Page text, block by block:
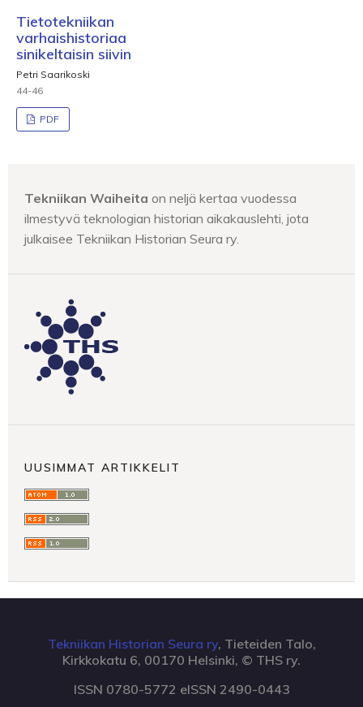
Tietotekniikan
varhaishistoriaa
sinikeltaisin siivin
Petri Saarikoski
44-46
PDF
Tekniikan Waiheita on neljä kertaa vuodessa
ilmestyvä teknologian historian aikakauslehti, jota
julkaisee Tekniikan Historian Seura ry.
UUSIMMAT ARTIKKELIT
Tekniikan Historian Seura ry, Tieteiden Talo,
Kirkkokatu 6, 00170 Helsinki, © THS ry.
ISSN 0780-5772 eISSN 2490-0443